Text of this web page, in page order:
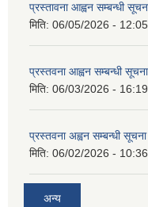
प्रस्तावना आह्वन सम्बन्धी
मिति: 06/05/2026 - 12:05
प्रस्तवना आह्वन सम्बन्धी
मिति: 06/03/2026 - 16:19
प्रस्तवना अह्वन सम्बन्धी
मिति: 06/02/2026 - 10:36
अन्य